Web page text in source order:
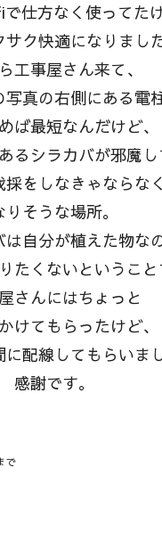
仕方なく使ってたけ
ク快適になりました
工事屋さん来て、
写真の右側にある電
ば最短なんだけど、
るシラカバが邪魔し
をしなきゃならなく
りそうな場所。
自分が植えた物な
たくないということ
さんにはちょっと
けてもらったけど、
配線してもらいまし
感謝です。
で